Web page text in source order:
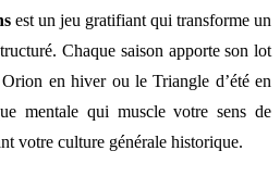
est un jeu gratifiant qui transforme un
Chaque saison apporte son lot
en hiver ou le Triangle d’été en
mentale qui muscle votre sens de
votre culture générale historique.